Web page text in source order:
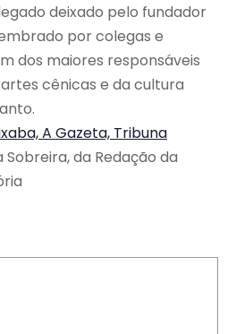
deixado pelo fundador
por colegas e
dos maiores responsáveis
cênicas e da cultura
A Gazeta, Tribuna
Sobreira, da Redação da